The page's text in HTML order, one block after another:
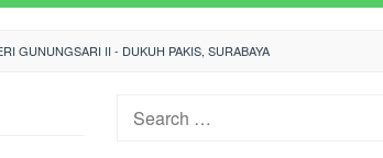
GUNUNGSARI II - DUKUH PAKIS, SURABAYA
Search